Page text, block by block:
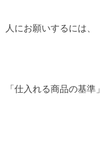
人にお願いするには、
「仕入れる商品の基準」